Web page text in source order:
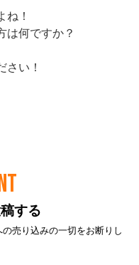
する
売り込みの一切をお断りし